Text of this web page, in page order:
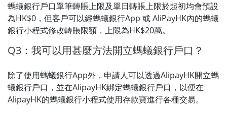
螞蟻銀行戶口單筆轉賬上限及單日轉賬上限於起初均會預設
為HK$0，但客戶可以經螞蟻銀行App 或 AliPayHK內的螞蟻
銀行小程式修改轉賬限額，上限為HK$20萬。
Q3：我可以用甚麼方法開立螞蟻銀行戶口？
除了使用螞蟻銀行App外，申請人可以透過AlipayHK開立螞
蟻銀行戶口，並在AlipayHK綁定螞蟻銀行戶口，以便在
AlipayHK的螞蟻銀行小程式使用存款寶進行各種交易。